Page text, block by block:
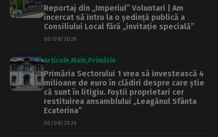
Reportaj din „Imperiul” Voluntari | Am
încercat să intru la o ședință publică a
Consiliului Local fără „invitație specială”
06/08/2026
Articole Main Primărie
Primăria Sectorului 1 vrea să investească 4
milioane de euro în clădiri despre care știe
că sunt în litigiu. Foștii proprietari cer
restituirea ansamblului „Leagănul Sfânta
Ecaterina”
06/08/2026